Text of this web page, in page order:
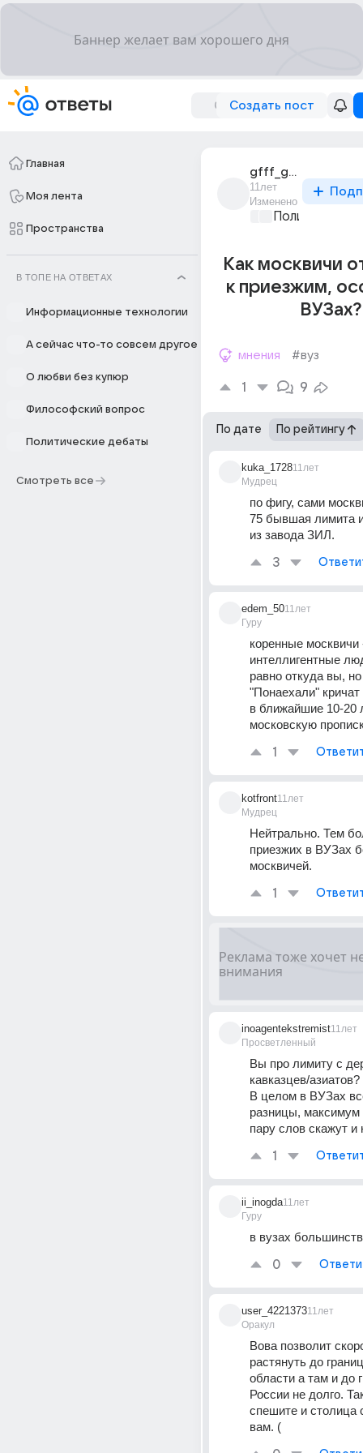
Создать пост
Главная
Моя лента
Пространства
В ТОПЕ НА ОТВЕТАХ
Информационные технологии
А сейчас что-то совсем другое
О любви без купюр
Философский вопрос
Политические дебаты
Смотреть все
gfff_gggg_2
11лет
Изменено
Как москвичи
к приезжим,
ВУЗах?
мнения #вуз
1 9
По дате По рейтингу
kuka_1728
Мудрец
11лет
по фигу, сами
75 бывшая лимита
из завода ЗИЛ.
3
edem_50
Гуру
11лет
коренные
интеллигентные
равно откуда вы,
"Понаехали" кричат
в ближайшие 10-20
московскую
1
kotfront
Мудрец
11лет
Нейтрально. Тем
приезжих в ВУЗах
москвичей.
1
inoagentekstremist
Просветленный
11лет
Вы про лимиту с
кавказцев/азиатов?
В целом в ВУЗах
разницы, максимум
пару слов скажут и
1
ii_inogda
Гуру
11лет
в вузах
0
user_4221373
Оракул
11лет
Вова позволит
растянуть до
области а там и до
России не долго.
спешите и столица
вам. (